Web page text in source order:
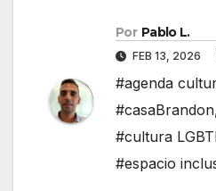
Por Pablo L.
FEB 13, 2026
#agenda
#casaBrandon
#cultura
#espacio